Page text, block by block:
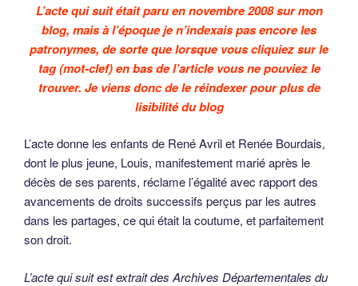
L’acte qui suit était paru en novembre 2008 sur mon
blog, mais à l’époque je n’indexais pas encore les
patronymes, de sorte que lorsque vous cliquiez sur le
tag (mot-clef) en bas de l’article vous ne pouviez le
trouver. Je viens donc de le réindexer pour plus de
lisibilité du blog
L’acte donne les enfants de René Avril et Renée Bourdais,
dont le plus jeune, Louis, manifestement marié après le
décès de ses parents, réclame l’égalité avec rapport des
avancements de droits successifs perçus par les autres
dans les partages, ce qui était la coutume, et parfaitement
son droit.
L’acte qui suit est extrait des Archives Départementales du